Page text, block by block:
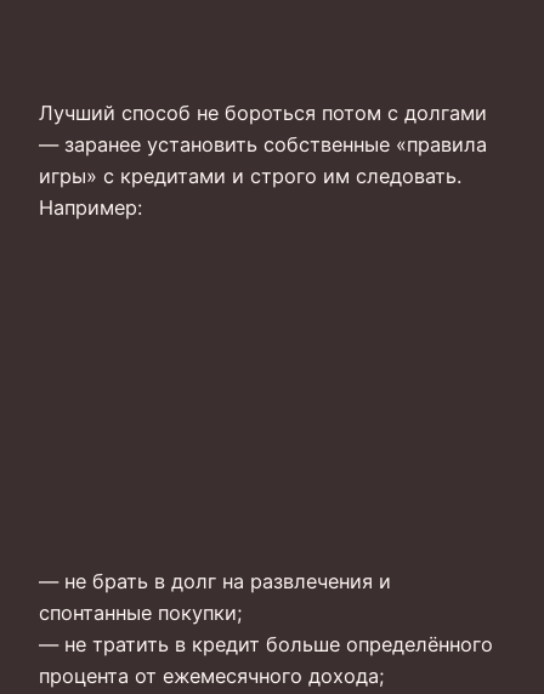
Лучший способ не бороться потом с долгами
— заранее установить собственные «правила
игры» с кредитами и строго им следовать.
Например:
— не брать в долг на развлечения и
спонтанные покупки;
— не тратить в кредит больше определённого
процента от ежемесячного дохода;